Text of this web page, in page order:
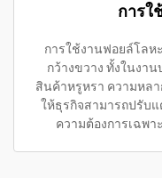
การใ
การใช้งานฟอยล์โลห
กว้างขวาง ทั้งในงา
สินค้าหรูหรา ความหล
ให้ธุรกิจสามารถปรับ
ความต้องการเฉพ